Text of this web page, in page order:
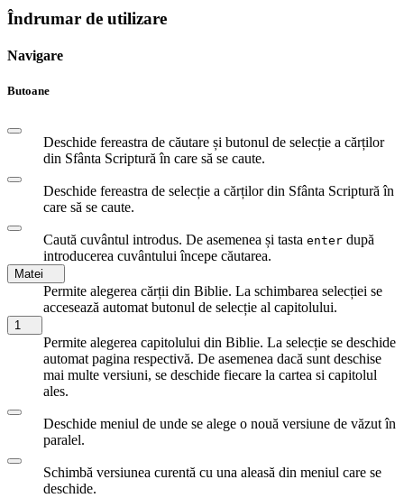
Îndrumar de utilizare
Navigare
Butoane
Deschide fereastra de căutare și butonul de selecție a cărților
din Sfânta Scriptură în care să se caute.
Deschide fereastra de selecție a cărților din Sfânta Scriptură în
care să se caute.
Caută cuvântul introdus. De asemenea și tasta enter după
introducerea cuvântului începe căutarea.
Matei
Permite alegerea cărții din Biblie. La schimbarea selecției se
accesează automat butonul de selecție al capitolului.
1
Permite alegerea capitolului din Biblie. La selecție se deschide
automat pagina respectivă. De asemenea dacă sunt deschise
mai multe versiuni, se deschide fiecare la cartea si capitolul
ales.
Deschide meniul de unde se alege o nouă versiune de văzut în
paralel.
Schimbă versiunea curentă cu una aleasă din meniul care se
deschide.